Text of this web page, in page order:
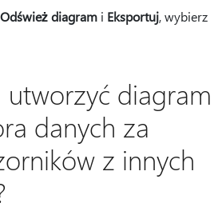
Odśwież diagram i Eksportuj, wybierz
utworzyć diagram
danych za
z innych